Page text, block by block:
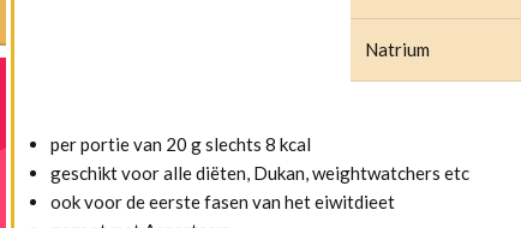
Natrium
per portie van 20 g slechts 8 kcal
geschikt voor alle diëten, Dukan, weightwatchers etc
ook voor de eerste fasen van het eiwitdieet